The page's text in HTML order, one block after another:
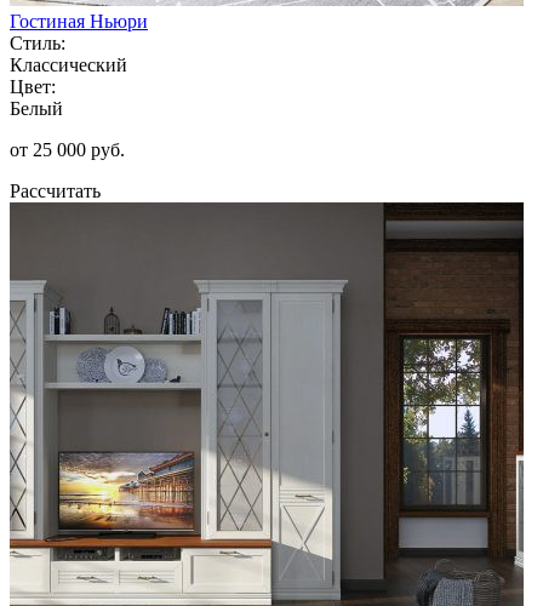
Гостиная Ньюри
Стиль:
Классический
Цвет:
Белый
от 25 000 руб.
Рассчитать